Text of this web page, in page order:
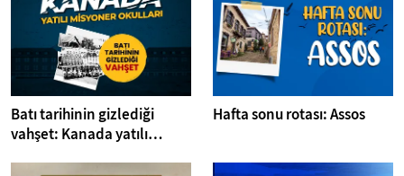
Batı tarihinin gizlediği
vahşet: Kanada yatılı
Hafta sonu rotası: Assos